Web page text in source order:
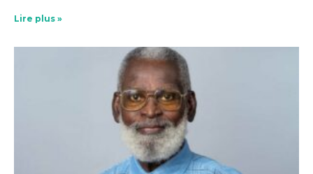
Lire plus »